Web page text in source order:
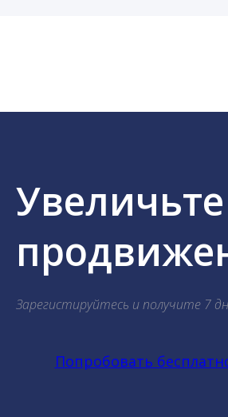
Зарегистируйтесь и получите 7
Попробовать